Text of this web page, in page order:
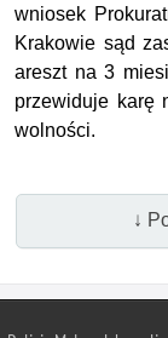
wniosek
Krakowie sąd
areszt na 3
przewiduje karę
wolności.
↓